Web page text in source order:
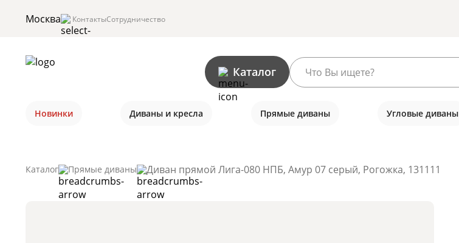
Москва КонтактыСотрудничество
Каталог
Новинки Диваны и кресла Прямые диваны Угловые диваны
Каталог Прямые диваны Диван прямой Лига-080 НПБ, Амур 07 серый, Рогожка, 131111